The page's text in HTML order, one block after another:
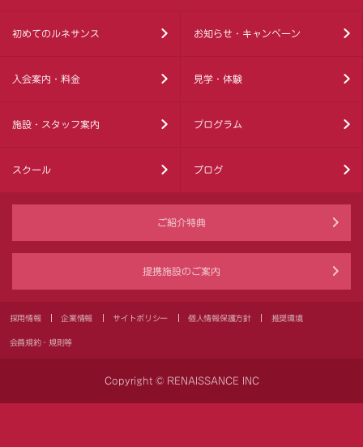
初めてのルネサンス お知らせ・キャンペーン
入会案内・料金 見学・体験
施設・スタッフ案内 プログラム
スクール ブログ
ご紹介特典
提携施設のご案内
採用情報 企業情報 サイトポリシー 個人情報保護方針 推奨環境
会員規約・規則等
Copyright © RENAISSANCE INC